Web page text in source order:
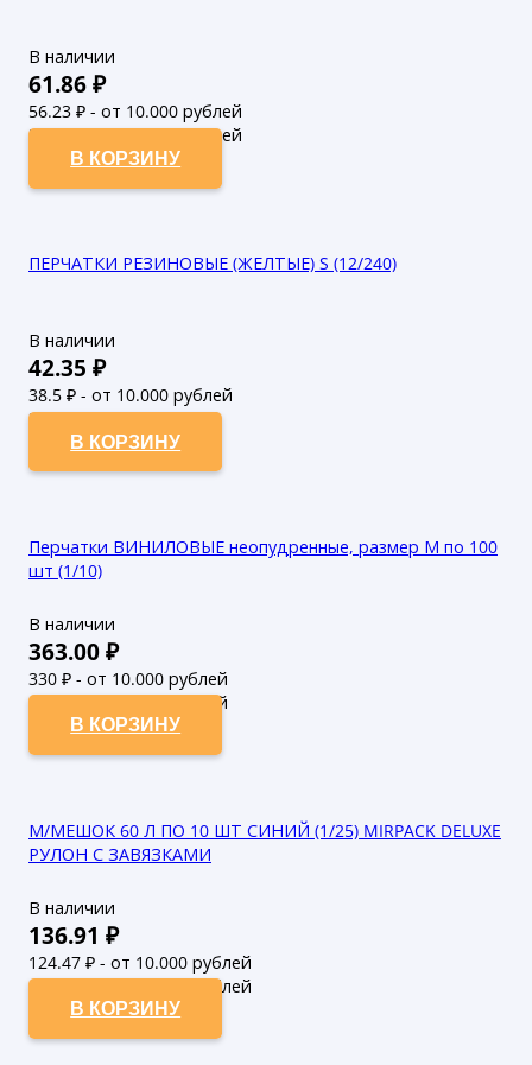
В наличии
61.86₽
56.23 ₽ - от 10.000 рублей
51.12₽ - от 50.000 рублей
В КОРЗИНУ
ПЕРЧАТКИ РЕЗИНОВЫЕ (ЖЕЛТЫЕ) S (12/240)
В наличии
42.35 ₽
38.5 ₽ - от 10.000 рублей
35₽ - от 50.000 рублей
В КОРЗИНУ
Перчатки ВИНИЛОВЫЕ неопудренные, размер М по 100
шт (1/10)
В наличии
363.00₽
330 ₽ - от 10.000 рублей
300₽ - от 50.000 рублей
В КОРЗИНУ
М/МЕШОК 60 Л ПО 10 ШТ СИНИЙ (1/25) MIRPACK DELUXE
РУЛОН С ЗАВЯЗКАМИ
В наличии
136.91 ₽
124.47 ₽ - от 10.000 рублей
113.15₽ - от 50.000 рублей
В КОРЗИНУ